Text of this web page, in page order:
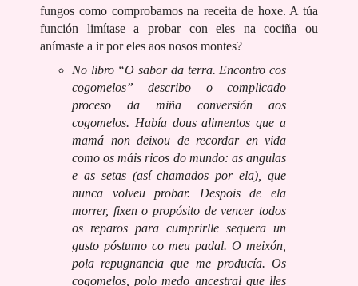
fungos como comprobamos na receita de hoxe. A túa
función limítase a probar con eles na cociña ou
anímaste a ir por eles aos nosos montes?
No libro “O sabor da terra. Encontro cos
cogomelos” describo o complicado
proceso da miña conversión aos
cogomelos. Había dous alimentos que a
mamá non deixou de recordar en vida
como os máis ricos do mundo: as angulas
e as setas (así chamados por ela), que
nunca volveu probar. Despois de ela
morrer, fixen o propósito de vencer todos
os reparos para cumprirlle sequera un
gusto póstumo co meu padal. O meixón,
pola repugnancia que me producía. Os
cogomelos, polo medo ancestral que lles